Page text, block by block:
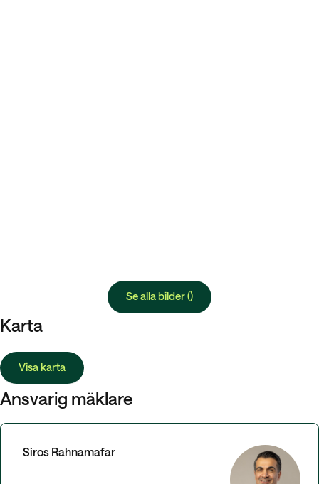
Se alla bilder ()
Karta
Visa karta
Ansvarig mäklare
Siros Rahnamafar